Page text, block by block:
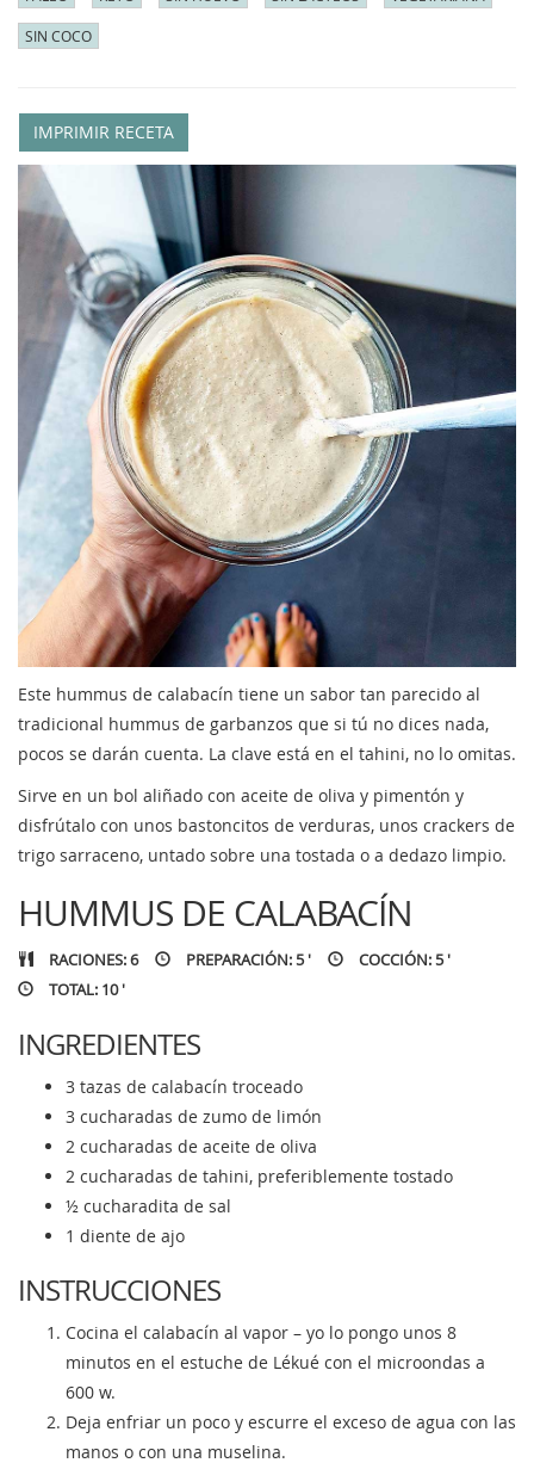
SIN COCO
IMPRIMIR RECETA
Este hummus de calabacín tiene un sabor tan parecido al
tradicional hummus de garbanzos que si tú no dices nada,
pocos se darán cuenta. La clave está en el tahini, no lo omitas.
Sirve en un bol aliñado con aceite de oliva y pimentón y
disfrútalo con unos bastoncitos de verduras, unos crackers de
trigo sarraceno, untado sobre una tostada o a dedazo limpio.
HUMMUS DE CALABACÍN
RACIONES: 6 PREPARACIÓN: 5 '
COCCIÓN: 5 '
TOTAL: 10 '
INGREDIENTES
3 tazas de calabacín troceado
3 cucharadas de zumo de limón
2 cucharadas de aceite de oliva
2 cucharadas de tahini, preferiblemente tostado
½ cucharadita de sal
1 diente de ajo
INSTRUCCIONES
Cocina el calabacín al vapor – yo lo pongo unos 8
minutos en el estuche de Lékué con el microondas a
600 w.
Deja enfriar un poco y escurre el exceso de agua con las
manos o con una muselina.